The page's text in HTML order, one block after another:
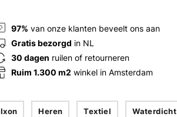
97% van onze klanten beveelt ons aan
Gratis bezorgd in NL
30 dagen ruilen of retourneren
Ruim 1.300 m2 winkel in Amsterdam
Ixon Heren Textiel Waterdicht